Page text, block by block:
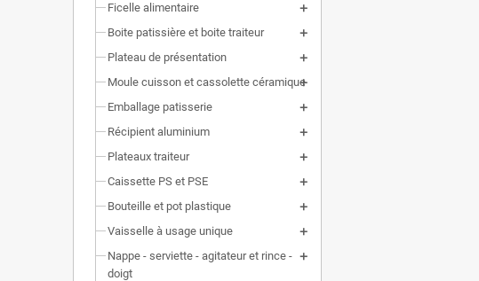
Ficelle alimentaire
Boite patissière et boite traiteur
Plateau de présentation
Moule cuisson et cassolette céramique
Emballage patisserie
Récipient aluminium
Plateaux traiteur
Caissette PS et PSE
Bouteille et pot plastique
Vaisselle à usage unique
Nappe - serviette - agitateur et rince -
doigt